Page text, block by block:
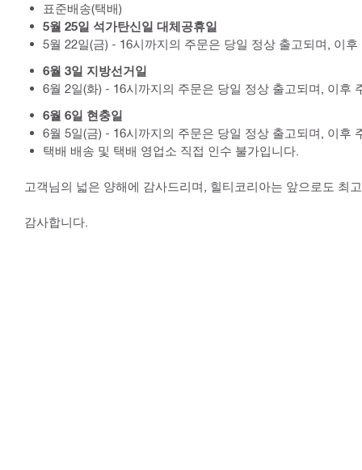
표준배송(택배)
5월 25일 석가탄신일 대체공휴일
5월 22일(금) - 16시까지의 주문은 당일 정상 출고되며, 이
6월 3일 지방선거일
6월 2일(화) - 16시까지의 주문은 당일 정상 출고되며, 이후
6월 6일 현충일
6월 5일(금) - 16시까지의 주문은 당일 정상 출고되며, 이후
택배 배송 및 택배 영업소 직접 인수 불가입니다.
고객님의 넓은 양해에 감사드리며, 힐티코리아는 앞으로도 최
감사합니다.